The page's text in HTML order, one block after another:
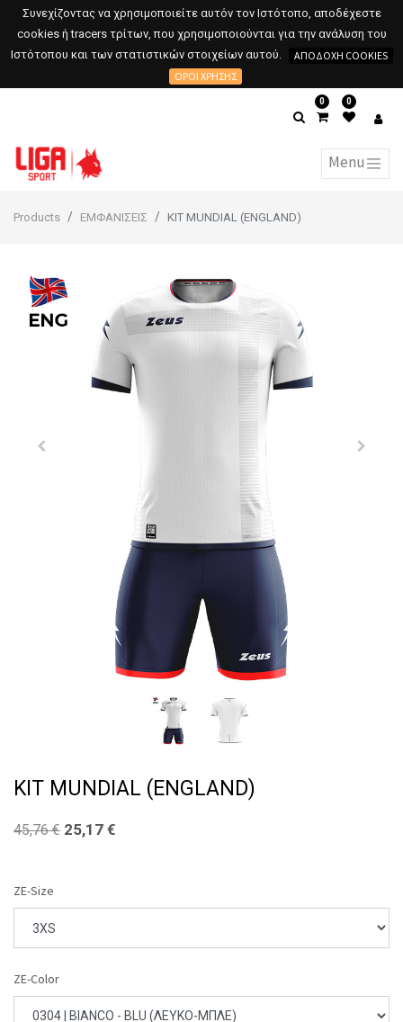
Συνεχίζοντας να χρησιμοποιείτε αυτόν τον Ιστότοπο, αποδέχεστε
cookies ή tracers τρίτων, που χρησιμοποιούνται για την ανάλυση του
Ιστότοπου και των στατιστικών στοιχείων αυτού.
ΑΠΟΔΟΧΉ COOKIES
ΌΡΟΙ ΧΡΉΣΗΣ
0 0
Products ΕΜΦΑΝΙΣΕΙΣ KIT MUNDIAL (ENGLAND)
KIT MUNDIAL (ENGLAND)
45,76€ 25,17 €
ZE-Size
ZE-Color